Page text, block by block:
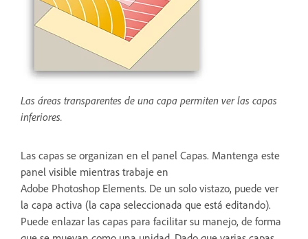
Las áreas transparentes de una capa permiten ver las capas
inferiores.
Las capas se organizan en el panel Capas. Mantenga este
panel visible mientras trabaje en
Adobe Photoshop Elements. De un solo vistazo, puede ver
la capa activa (la capa seleccionada que está editando).
Puede enlazar las capas para facilitar su manejo, de forma